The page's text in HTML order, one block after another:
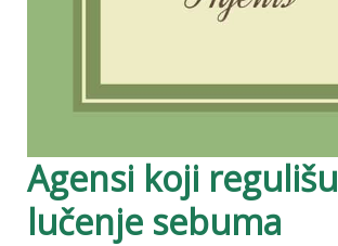
Agensi koji regulišu
lučenje sebuma